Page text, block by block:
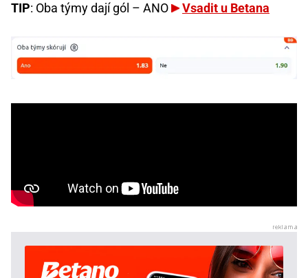
TIP: Oba týmy dají gól – ANO Vsadit u Betana